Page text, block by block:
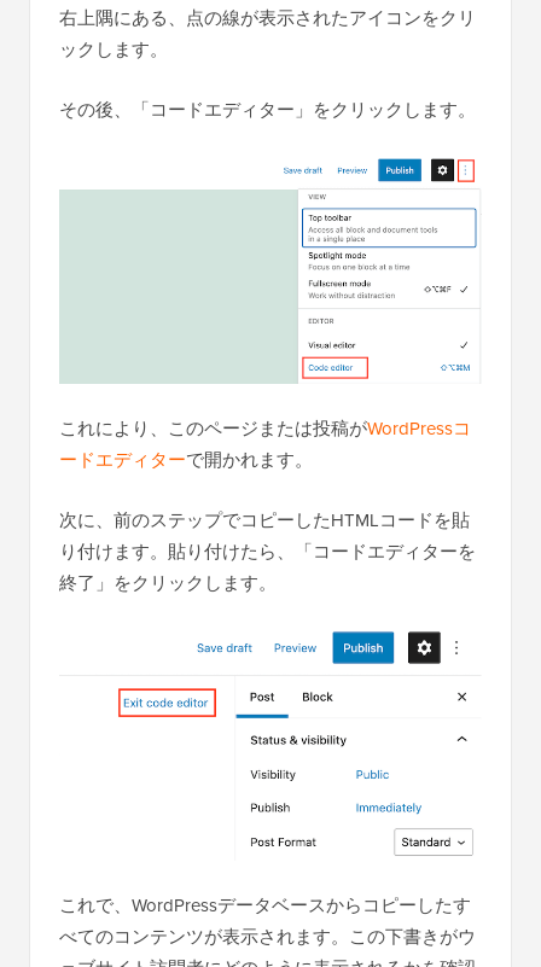
右上隅にある、点の線が表示されたアイコンをクリ
ックします。
その後、「コードエディター」をクリックします。
これにより、このページまたは投稿がWordPressコ
ードエディターで開かれます。
次に、前のステップでコピーしたHTMLコードを貼
り付けます。貼り付けたら、「コードエディターを
終了」をクリックします。
これで、WordPressデータベースからコピーしたす
べてのコンテンツが表示されます。この下書きがウ